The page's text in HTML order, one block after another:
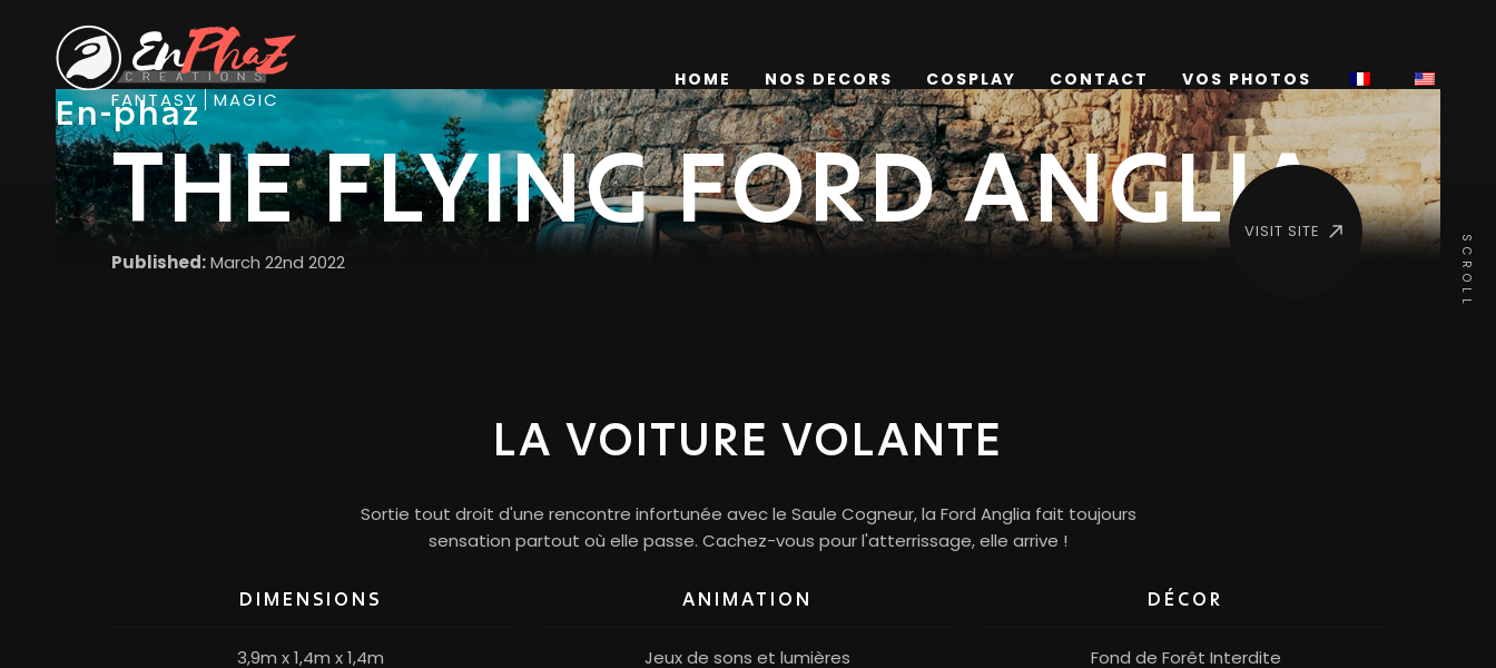
En-phaz
HOME NOS DECORS COSPLAY CONTACT VOS PHOTOS
FANTASY MAGIC
THE FLYING FORD ANGLIA
Published:March 22nd 2022
VISIT SITE
SCROLL
LA VOITURE VOLANTE
Sortie tout droit d'une rencontre infortunée avec le Saule Cogneur, la Ford Anglia fait toujours
sensation partout où elle passe. Cachez-vous pour l'atterrissage, elle arrive !
DIMENSIONS
3,9m x 1,4m x 1,4m
ANIMATION
Jeux de sons et lumières
DÉCOR
Fond de Forêt Interdite